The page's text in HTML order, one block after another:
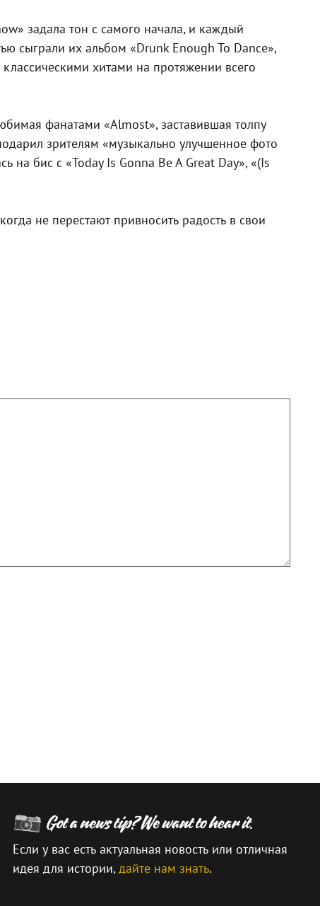
задала тон с самого начала, и каждый
сыграли их альбом «Drunk Enough To Dance»,
хитами на протяжении всего
фанатами «Almost», заставившая толпу
зрителям «музыкально улучшенное фото
на бис с «Today Is Gonna Be A Great Day», «(Is
не перестают привносить радость в свои
Если у вас есть актуальная новость или отличная
идея для истории,дайте нам знать.